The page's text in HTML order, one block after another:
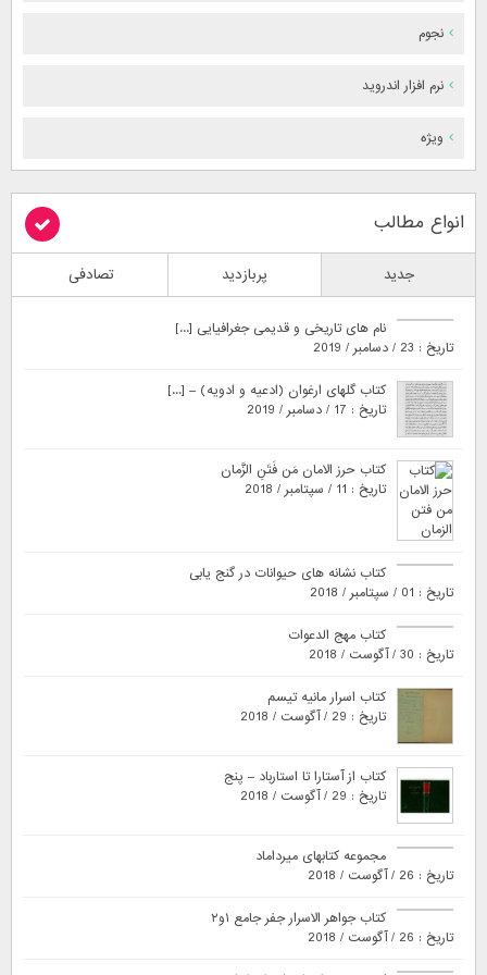
نجوم
نرم افزار اندروید
ویژه
انواع مطالب
جدید پربازدید تصادفی
نام های تاریخی و قدیمی جغرافیایی [...]
تاریخ : 23 / دسامبر / 2019
کتاب گلهای ارغوان (ادعیه و ادویه) – [...]
تاریخ : 17 / دسامبر / 2019
کتاب حرز الامان مَن فَتَنِ الزَّمان
تاریخ : 11 / سپتامبر / 2018
کتاب نشانه های حیوانات در گنج یابی
تاریخ : 01 / سپتامبر / 2018
کتاب مهج الدعوات
تاریخ : 30 / آگوست / 2018
کتاب اسرار مانیه تیسم
تاریخ : 29 / آگوست / 2018
کتاب از آستارا تا استارباد – پنج
تاریخ : 29 / آگوست / 2018
مجموعه کتابهای میرداماد
تاریخ : 26 / آگوست / 2018
کتاب جواهر الاسرار جفر جامع ۱و۲
تاریخ : 26 / آگوست / 2018